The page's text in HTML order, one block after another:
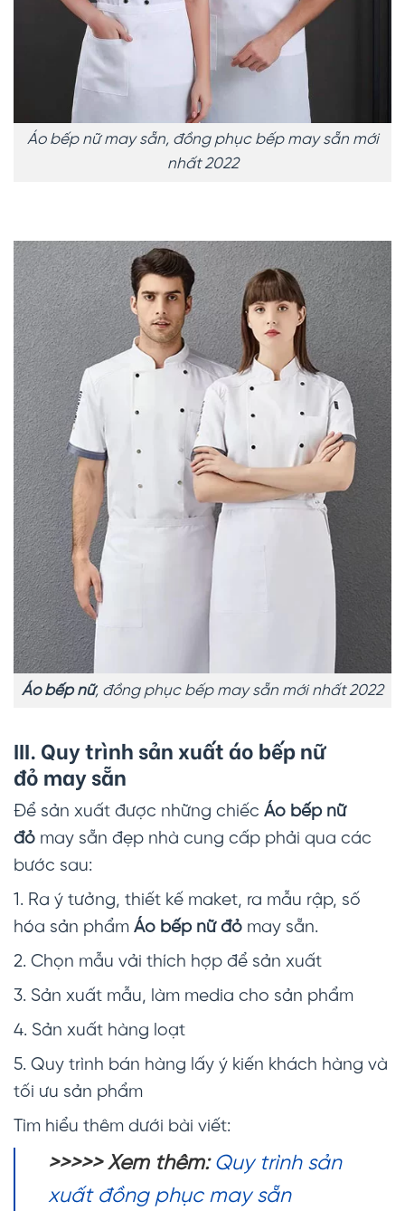
Áo bếp nữ may sẵn, đồng phục bếp may sẵn mới
nhất 2022
Áo bếp nữ, đồng phục bếp may sẵn mới nhất 2022
III. Quy trình sản xuất áo bếp nữ
đỏ may sẵn
Để sản xuất được những chiếc Áo bếp nữ
đỏ may sẵn đẹp nhà cung cấp phải qua các
bước sau:
1. Ra ý tưởng, thiết kế maket, ra mẫu rập, số
hóa sản phẩm Áo bếp nữ đỏ may sẵn.
2. Chọn mẫu vải thích hợp để sản xuất
3. Sản xuất mẫu, làm media cho sản phẩm
4. Sản xuất hàng loạt
5. Quy trình bán hàng lấy ý kiến khách hàng và
tối ưu sản phẩm
Tìm hiểu thêm dưới bài viết:
>>>>>Xem thêm: Quy trình sản
xuất đồng phục may sẵn